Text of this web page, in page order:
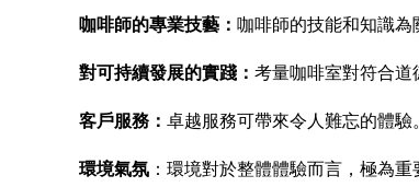
咖啡師的專業技藝： 咖啡師的技能和知識為
對可持續發展的實踐： 考量咖啡室對符合道
客戶服務： 卓越服務可帶來令人難忘的體驗
環境氣氛 ：環境對於整體體驗而言，極為